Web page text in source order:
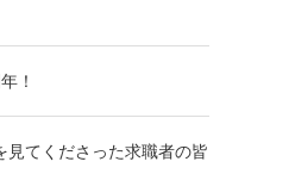
！
見てくださった求職者の皆